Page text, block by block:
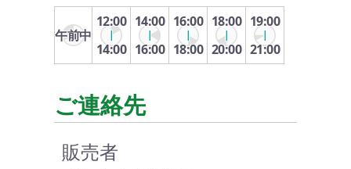
午前中
12:00
14:00
14:00
16:00
16:00
18:00
18:00
20:00
19:00
21:00
ご連絡先
販売者